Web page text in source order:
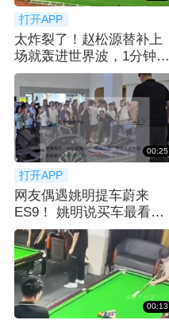
打开APP
太炸裂了！赵松源替补上
场就轰进世界波，1分钟2
球反超太猛了
00:25
打开APP
网友偶遇姚明提车蔚来
ES9！ 姚明说买车最看重
空间：等了2月
00:13